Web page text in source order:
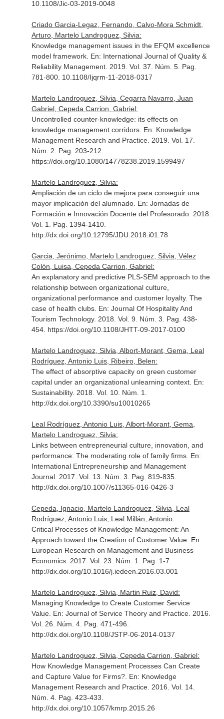
10.1108/Jic-03-2019-0048
Criado Garcia-Legaz, Fernando, Calvo-Mora Schmidt,
Arturo, Martelo Landroguez, Silvia:
Knowledge management issues in the EFQM excellence
model framework. En: International Journal of Quality &
Reliability Management. 2019. Vol. 37. Núm. 5. Pag.
781-800. 10.1108/Ijqrm-11-2018-0317
Martelo Landroguez, Silvia, Cegarra Navarro, Juan
Gabriel, Cepeda Carrion, Gabriel:
Uncontrolled counter-knowledge: its effects on
knowledge management corridors. En: Knowledge
Management Research and Practice. 2019. Vol. 17.
Núm. 2. Pag. 203-212.
https://doi.org/10.1080/14778238.2019.1599497
Martelo Landroguez, Silvia:
Ampliación de un ciclo de mejora para conseguir una
mayor implicación del alumnado. En: Jornadas de
Formación e Innovación Docente del Profesorado. 2018.
Vol. 1. Pag. 1394-1410.
http://dx.doi.org/10.12795/JDU.2018.i01.78
Garcia, Jerónimo, Martelo Landroguez, Silvia, Vélez
Colón, Luisa, Cepeda Carrion, Gabriel:
An explanatory and predictive PLS-SEM approach to the
relationship between organizational culture,
organizational performance and customer loyalty. The
case of health clubs. En: Journal Of Hospitality And
Tourism Technology. 2018. Vol. 9. Núm. 3. Pag. 438-
454. https://doi.org/10.1108/JHTT-09-2017-0100
Martelo Landroguez, Silvia, Albort-Morant, Gema, Leal
Rodríguez, Antonio Luis, Ribeiro, Belen:
The effect of absorptive capacity on green customer
capital under an organizational unlearning context. En:
Sustainability. 2018. Vol. 10. Núm. 1.
http://dx.doi.org/10.3390/su10010265
Leal Rodríguez, Antonio Luis, Albort-Morant, Gema,
Martelo Landroguez, Silvia:
Links between entrepreneurial culture, innovation, and
performance: The moderating role of family firms. En:
International Entrepreneurship and Management
Journal. 2017. Vol. 13. Núm. 3. Pag. 819-835.
http://dx.doi.org/10.1007/s11365-016-0426-3
Cepeda, Ignacio, Martelo Landroguez, Silvia, Leal
Rodríguez, Antonio Luis, Leal Millán, Antonio:
Critical Processes of Knowledge Management: An
Approach toward the Creation of Customer Value. En:
European Research on Management and Business
Economics. 2017. Vol. 23. Núm. 1. Pag. 1-7.
http://dx.doi.org/10.1016/j.iedeen.2016.03.001
Martelo Landroguez, Silvia, Martin Ruiz, David:
Managing Knowledge to Create Customer Service
Value. En: Journal of Service Theory and Practice. 2016.
Vol. 26. Núm. 4. Pag. 471-496.
http://dx.doi.org/10.1108/JSTP-06-2014-0137
Martelo Landroguez, Silvia, Cepeda Carrion, Gabriel:
How Knowledge Management Processes Can Create
and Capture Value for Firms?. En: Knowledge
Management Research and Practice. 2016. Vol. 14.
Núm. 4. Pag. 423-433.
http://dx.doi.org/10.1057/kmrp.2015.26